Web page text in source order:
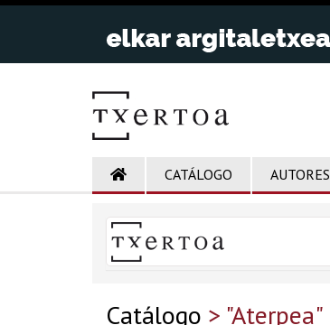
CATÁLOGO AUTORES
Catálogo > "Aterpea"